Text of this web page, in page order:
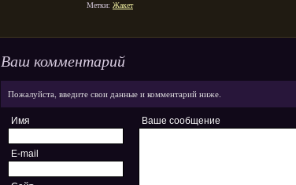
Метки: Жакет
Ваш комментарий
Пожалуйста, введите свои данные и комментарий ниже.
Имя
E-mail
Ваше сообщение